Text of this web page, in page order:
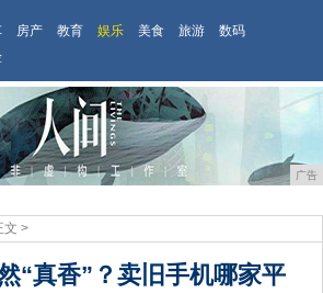
房产 教育 娱乐 美食 旅游
数码
广告
文 >
“真香”？卖旧手机哪家平